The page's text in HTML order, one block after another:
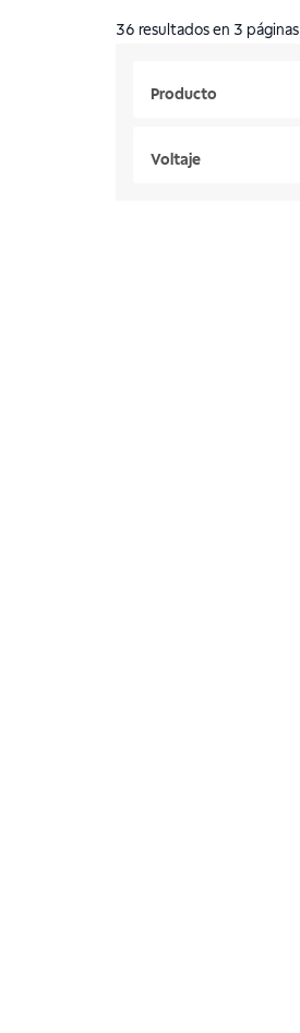
Producto
Voltaje
36 resultados en 3 páginas